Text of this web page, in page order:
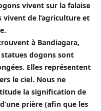
vivent sur la falaise
vivent de l’agriculture et
à Bandiagara,
dogons sont
Elles représentent
le ciel. Nous ne
la signification de
prière (afin que les